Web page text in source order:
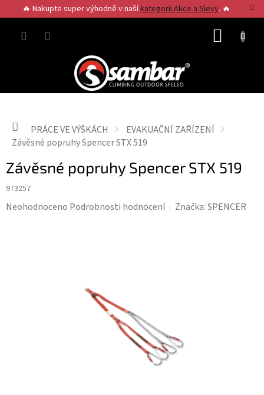
na
obsah
🔥 Nakupte super výhodně v našíkategorii Akce a Slevy. 🔥
Domů
PRÁCE VE VÝŠKÁCH
EVAKUAČNÍ ZAŘÍZENÍ
Závěsné popruhy Spencer STX 519
Závěsné popruhy Spencer STX 519
973257
Průměrné
Neohodnoceno Podrobnosti hodnocení Značka:SPENCER